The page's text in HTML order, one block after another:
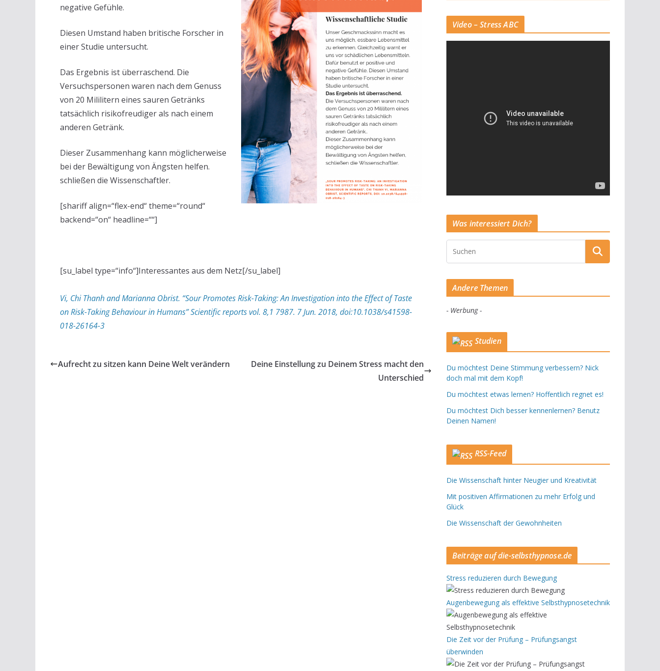
negative Gefühle.
Diesen Umstand haben britische Forscher in
einer Studie untersucht.
Das Ergebnis ist überraschend. Die
Versuchspersonen waren nach dem Genuss
von 20 Mililitern eines sauren Getränks
tatsächlich risikofreudiger als nach einem
anderen Getränk.
Dieser Zusammenhang kann möglicherweise
bei der Bewältigung von Ängsten helfen.
schließen die Wissenschaftler.
[shariff align=“flex-end“ theme=“round“
backend=“on“ headline=““]
[su_label type=“info“]Interessantes aus dem Netz[/su_label]
Vi, Chi Thanh and Marianna Obrist. “Sour Promotes Risk-Taking: An Investigation into the Effect of Taste
on Risk-Taking Behaviour in Humans” Scientific reports vol. 8,1 7987. 7 Jun. 2018, doi:10.1038/s41598-
018-26164-3
Aufrecht zu sitzen kann Deine Welt verändern
Deine Einstellung zu Deinem Stress macht den
Unterschied
Video – Stress ABC
Was interessiert Dich?
Andere Themen
- Werbung -
Studien
Du möchtest Deine Stimmung verbessern? Nick
doch mal mit dem Kopf!
Du möchtest etwas lernen? Hoffentlich regnet es!
Du möchtest Dich besser kennenlernen? Benutz
Deinen Namen!
RSS-Feed
Die Wissenschaft hinter Neugier und Kreativität
Mit positiven Affirmationen zu mehr Erfolg und
Glück
Die Wissenschaft der Gewohnheiten
Beiträge auf die-selbsthypnose.de
Stress reduzieren durch Bewegung
Augenbewegung als effektive Selbsthypnosetechnik
Die Zeit vor der Prüfung – Prüfungsangst
überwinden